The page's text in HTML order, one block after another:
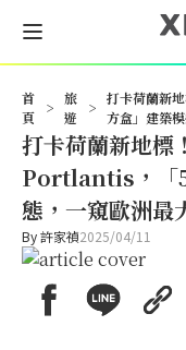
首
頁
>
旅
遊
>
打卡荷蘭新
方盒」建築
打卡荷蘭新地
Portlantis，「
態，一窺歐洲最
By許家禎2025/04/11